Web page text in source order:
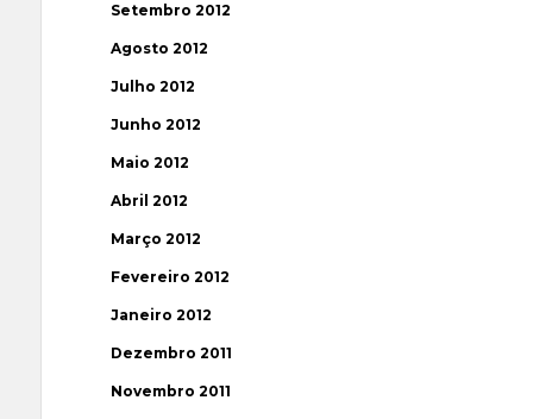
Setembro 2012
Agosto 2012
Julho 2012
Junho 2012
Maio 2012
Abril 2012
Março 2012
Fevereiro 2012
Janeiro 2012
Dezembro 2011
Novembro 2011